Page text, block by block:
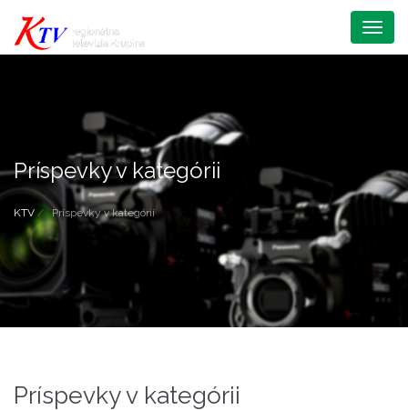
Menu
Príspevky v kategórii
KTV Príspevky v kategórii
Príspevky v kategórii